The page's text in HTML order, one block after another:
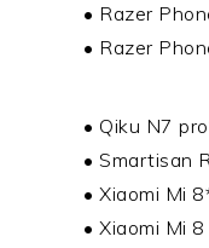
• Razer
• Razer
• Qiku N7
• Smartisan
• Xiaomi Mi
• Xiaomi Mi